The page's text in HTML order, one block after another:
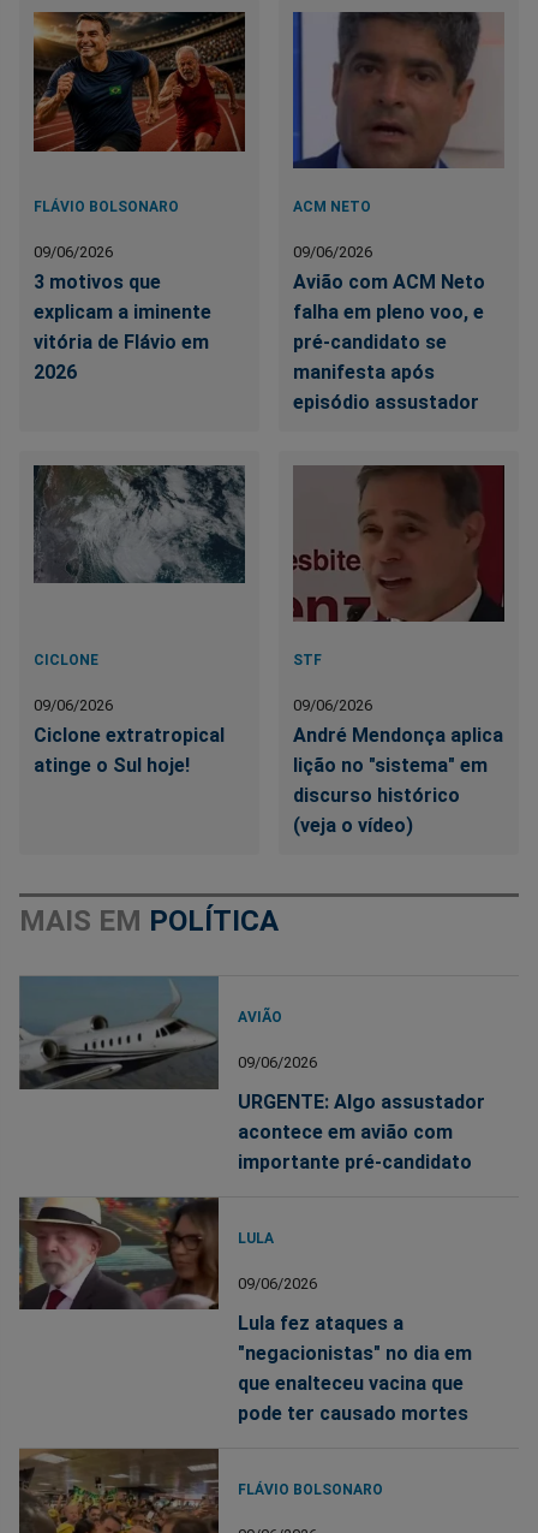
FLÁVIO BOLSONARO
09/06/2026
3 motivos que
explicam a iminente
vitória de Flávio em
2026
ACM NETO
09/06/2026
Avião com ACM Neto
falha em pleno voo, e
pré-candidato se
manifesta após
episódio assustador
CICLONE
09/06/2026
Ciclone extratropical
atinge o Sul hoje!
STF
09/06/2026
André Mendonça aplica
lição no "sistema" em
discurso histórico
(veja o vídeo)
MAIS EM POLÍTICA
AVIÃO
09/06/2026
URGENTE: Algo assustador
acontece em avião com
importante pré-candidato
LULA
09/06/2026
Lula fez ataques a
"negacionistas" no dia em
que enalteceu vacina que
pode ter causado mortes
FLÁVIO BOLSONARO